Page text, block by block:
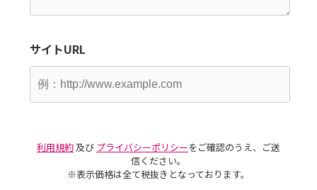
サイトURL
利用規約及び プライバシーポリシーをご確認のうえ、ご送
信ください。
※表示価格は全て税抜きとなっております。